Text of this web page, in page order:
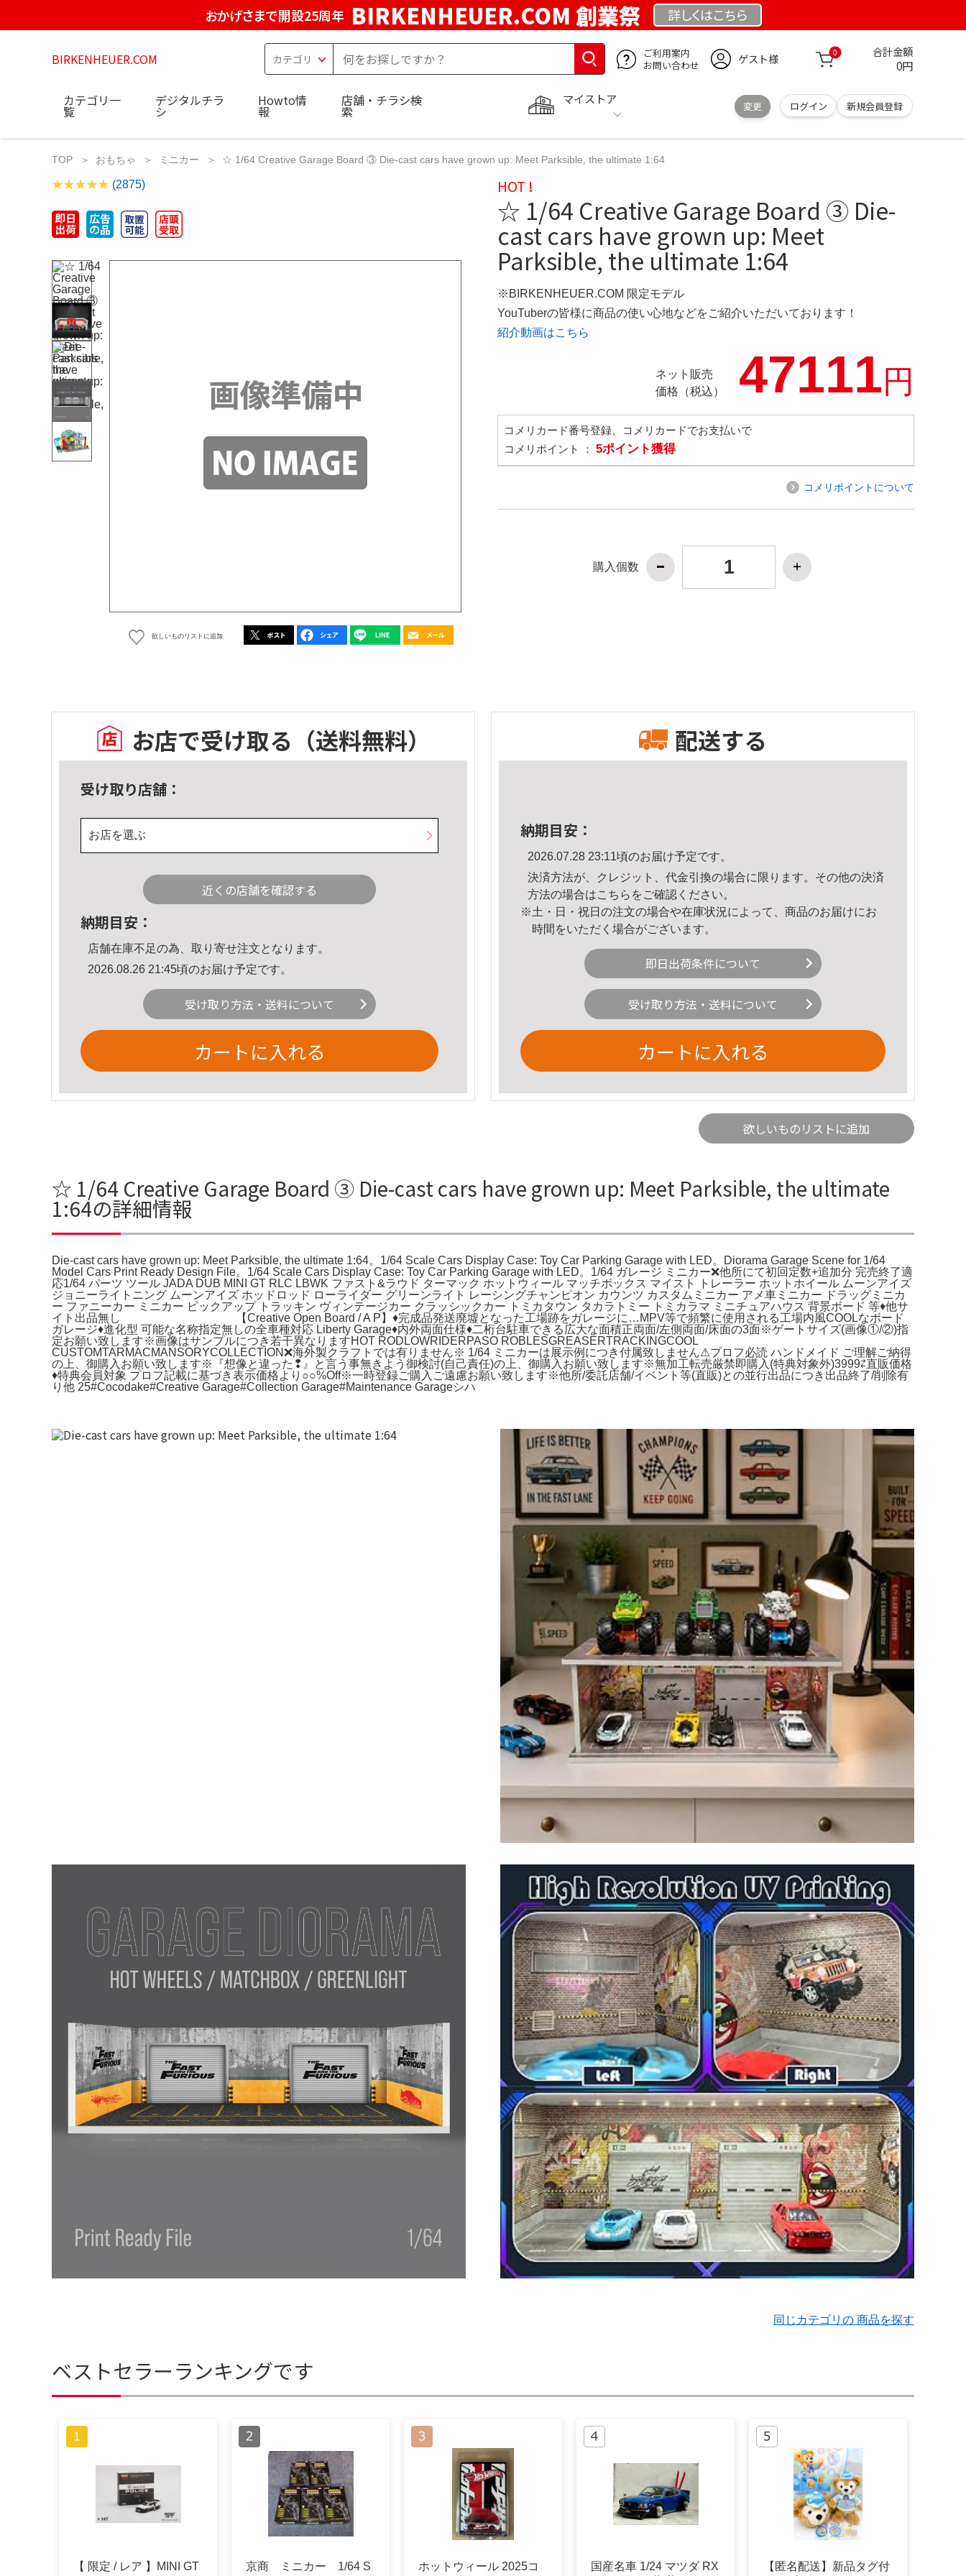
おかげさまで開設25周年 BIRKENHEUER.COM 創業祭 詳しくはこちら
BIRKENHEUER.COM
ご利用案内
お問い合わせ
ゲスト様 0 合計金額
0円
マイストア
変更 ログイン 新規会員登録
カテゴリ一
覧
デジタルチラ
シ
Howto情
報
店舗・チラシ検
索
TOP おもちゃ ミニカー ☆ 1/64 Creative Garage Board ③ Die-cast cars have grown up: Meet Parksible, the ultimate 1:64
(2875)
欲しいものリストに追加
HOT !
☆ 1/64 Creative Garage Board ③ Die-
cast cars have grown up: Meet
Parksible, the ultimate 1:64
※BIRKENHEUER.COM 限定モデル
YouTuberの皆様に商品の使い心地などをご紹介いただいております！
紹介動画はこちら
ネット販売
価格（税込）
47111円
コメリカード番号登録、コメリカードでお支払いで
コメリポイント ： 5ポイント獲得
コメリポイントについて
購入個数
お店で受け取る （送料無料）
受け取り店舗：
お店を選ぶ
近くの店舗を確認する
納期目安：
店舗在庫不足の為、取り寄せ注文となります。
2026.08.26 21:45頃のお届け予定です。
受け取り方法・送料について
カートに入れる
配送する
納期目安：
2026.07.28 23:11頃のお届け予定です。
決済方法が、クレジット、代金引換の場合に限ります。その他の決済
方法の場合はこちら をご確認ください。
※土・日・祝日の注文の場合や在庫状況によって、商品のお届けにお
時間をいただく場合がございます。
即日出荷条件について
受け取り方法・送料について
カートに入れる
欲しいものリストに追加
☆ 1/64 Creative Garage Board ③ Die-cast cars have grown up: Meet Parksible, the ultimate
1:64の詳細情報
Die-cast cars have grown up: Meet Parksible, the ultimate 1:64。1/64 Scale Cars Display Case: Toy Car Parking Garage with LED。Diorama Garage Scene for 1/64
Model Cars Print Ready Design File。1/64 Scale Cars Display Case: Toy Car Parking Garage with LED。1/64 ガレージ ミニカー❌他所にて初回定数+追加分 完売終了適
応1/64 パーツ ツール JADA DUB MINI GT RLC LBWK ファスト&ラウド ターマック ホットウィール マッチボックス マイスト トレーラー ホットホイール ムーンアイズ
ジョニーライトニング ムーンアイズ ホッドロッド ローライダー グリーンライト レーシングチャンピオン カウンツ カスタムミニカー アメ車ミニカー ドラッグミニカ
ー ファニーカー ミニカー ピックアップ トラッキン ヴィンテージカー クラッシックカー トミカタウン タカラトミー トミカラマ ミニチュアハウス 背景ボード 等♦他サ
イト出品無し 【Creative Open Board / A P】♦完成品発送廃墟となった工場跡をガレージに…MPV等で頻繁に使用される工場内風COOLなボード
ガレージ♦進化型 可能な名称指定無しの全車種対応 Liberty Garage♦内外両面仕様♦二桁台駐車できる広大な面積正両面/左側両面/床面の3面※ゲートサイズ(画像①/②)指
定お願い致します※画像はサンプルにつき若干異なりますHOT RODLOWRIDERPASO ROBLESGREASERTRACKINGCOOL
CUSTOMTARMACMANSORYCOLLECTION❌海外製クラフトでは有りません※ 1/64 ミニカーは展示例につき付属致しません⚠プロフ必読 ハンドメイド ご理解ご納得
の上、御購入お願い致します※『想像と違った❢』と言う事無きよう御検討(自己責任)の上、御購入お願い致します※無加工転売厳禁即購入(特典対象外)3999⇄直販価格
♦特典会員対象 プロフ記載に基づき表示価格より○○%Off※一時登録ご購入ご遠慮お願い致します※他所/委託店舗/イベント等(直販)との並行出品につき出品終了/削除有
り他 25#Cocodake#Creative Garage#Collection Garage#Maintenance Garageシハ
同じカテゴリの 商品を探す
ベストセラーランキングです
【 限定 / レア 】MINI GT
京商 ミニカー 1/64 S
ホットウィール 2025コ
国産名車 1/24 マツダ RX
【匿名配送】新品タグ付